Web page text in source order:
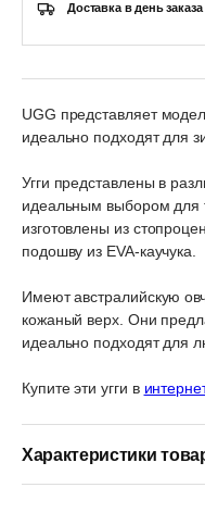
Доставка в день заказа
UGG представляет
идеально подходят для
Угги представлены в
идеальным выбором для
изготовлены из
подошву из EVA-каучука.
Имеют австралийскую
кожаный верх. Они
идеально подходят для
Купите эти угги в
Характеристики